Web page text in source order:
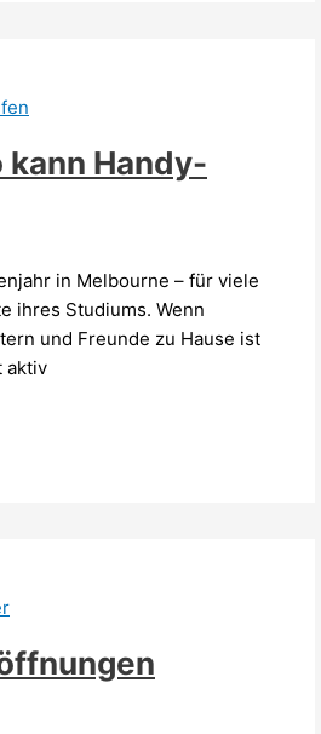
Handy-
in Melbourne – für viele
ihres Studiums. Wenn
und Freunde zu Hause ist
aktiv